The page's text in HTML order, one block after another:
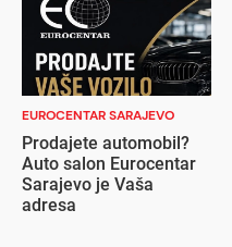
EUROCENTAR SARAJEVO
Prodajete automobil?
Auto salon Eurocentar
Sarajevo je Vaša
adresa